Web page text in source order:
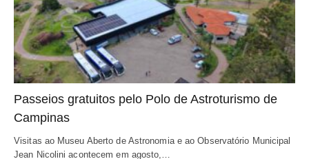
Passeios gratuitos pelo Polo de Astroturismo de
Campinas
Visitas ao Museu Aberto de Astronomia e ao Observatório Municipal
Jean Nicolini acontecem em agosto,…